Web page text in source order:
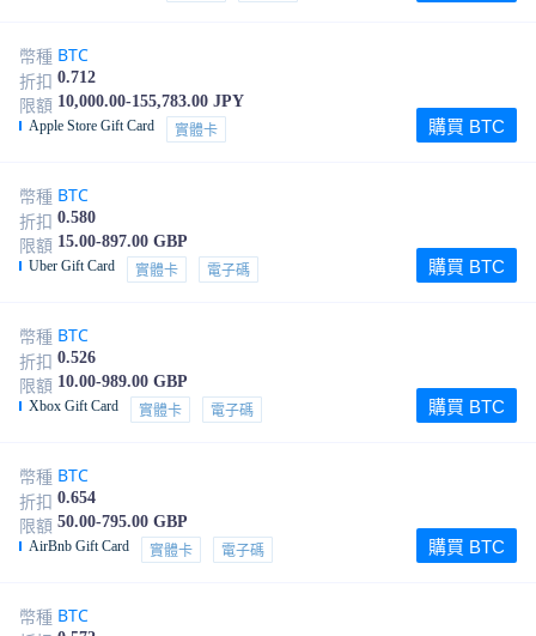
幣種 BTC
折扣 0.712
限額 10,000.00-155,783.00 JPY
Apple Store Gift Card 實體卡 購買 BTC
幣種 BTC
折扣 0.580
限額 15.00-897.00 GBP
Uber Gift Card 實體卡 電子碼 購買 BTC
幣種 BTC
折扣 0.526
限額 10.00-989.00 GBP
Xbox Gift Card 實體卡 電子碼 購買 BTC
幣種 BTC
折扣 0.654
限額 50.00-795.00 GBP
AirBnb Gift Card 實體卡 電子碼 購買 BTC
幣種 BTC